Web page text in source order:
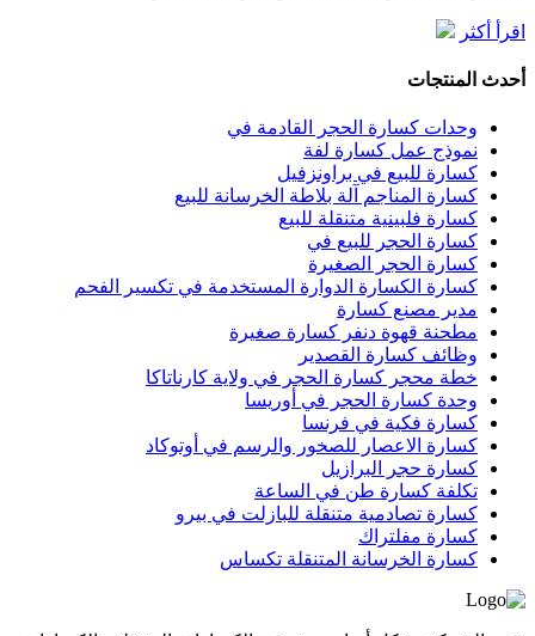
اقرأ أكثر
أحدث المنتجات
وحدات كسارة الحجر القادمة في
نموذج عمل كسارة لفة
كسارة للبيع في براونزفيل
كسارة المناجم آلة بلاطة الخرسانة للبيع
كسارة فلبينية متنقلة للبيع
كسارة الحجر للبيع في
كسارة الحجر الصغيرة
كسارة الكسارة الدوارة المستخدمة في تكسير الفحم
مدير مصنع كسارة
مطحنة قهوة دنفر كسارة صغيرة
وظائف كسارة القصدير
خطة محجر كسارة الحجر في ولاية كارناتاكا
وحدة كسارة الحجر في أوريسا
كسارة فكية في فرنسا
كسارة الاعصار للصخور والرسم في أوتوكاد
كسارة حجر البرازيل
تكلفة كسارة طن في الساعة
كسارة تصادمية متنقلة للبازلت في بيرو
كسارة مفلتراك
كسارة الخرسانة المتنقلة تكساس